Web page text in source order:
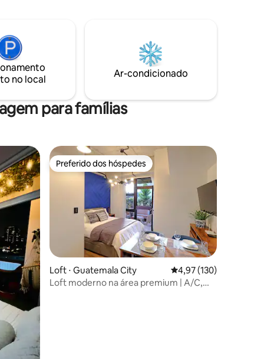
no local
Ar-condicionado
para famílias
Preferido dos hóspedes
Preferido dos hóspedes
Loft ⋅ Guatemala City 4,97 de uma avaliação
4,97 (130)
Loft moderno na área premium | A/C,